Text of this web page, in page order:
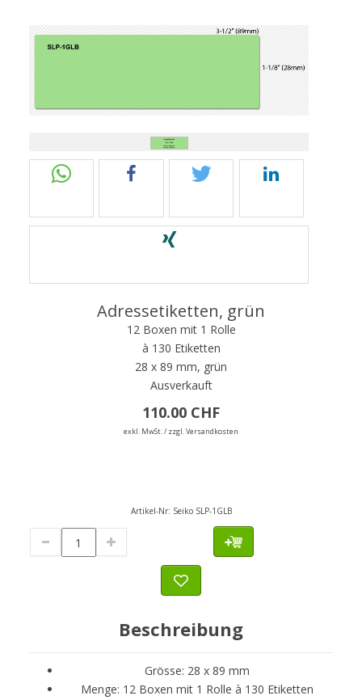
Adressetiketten, grün
12 Boxen mit 1 Rolle
à 130 Etiketten
28 x 89 mm, grün
Ausverkauft
110.00 CHF
exkl. MwSt. / zzgl. Versandkosten
Artikel-Nr: Seiko SLP-1GLB
Beschreibung
Grösse: 28 x 89 mm
Menge: 12 Boxen mit 1 Rolle à 130 Etiketten